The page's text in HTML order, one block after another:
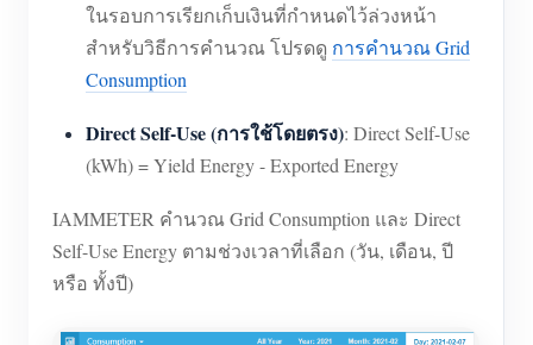
ในรอบการเรียกเก็บเงินที่กำหนดไว้ล่วงหน้า
สำหรับวิธีการคำนวณ โปรดดู การคำนวณ Grid
Consumption
Direct Self-Use (การใช้โดยตรง): Direct Self-Use
(kWh) = Yield Energy - Exported Energy
IAMMETER คำนวณ Grid Consumption และ Direct
Self-Use Energy ตามช่วงเวลาที่เลือก (วัน, เดือน, ปี
หรือ ทั้งปี)